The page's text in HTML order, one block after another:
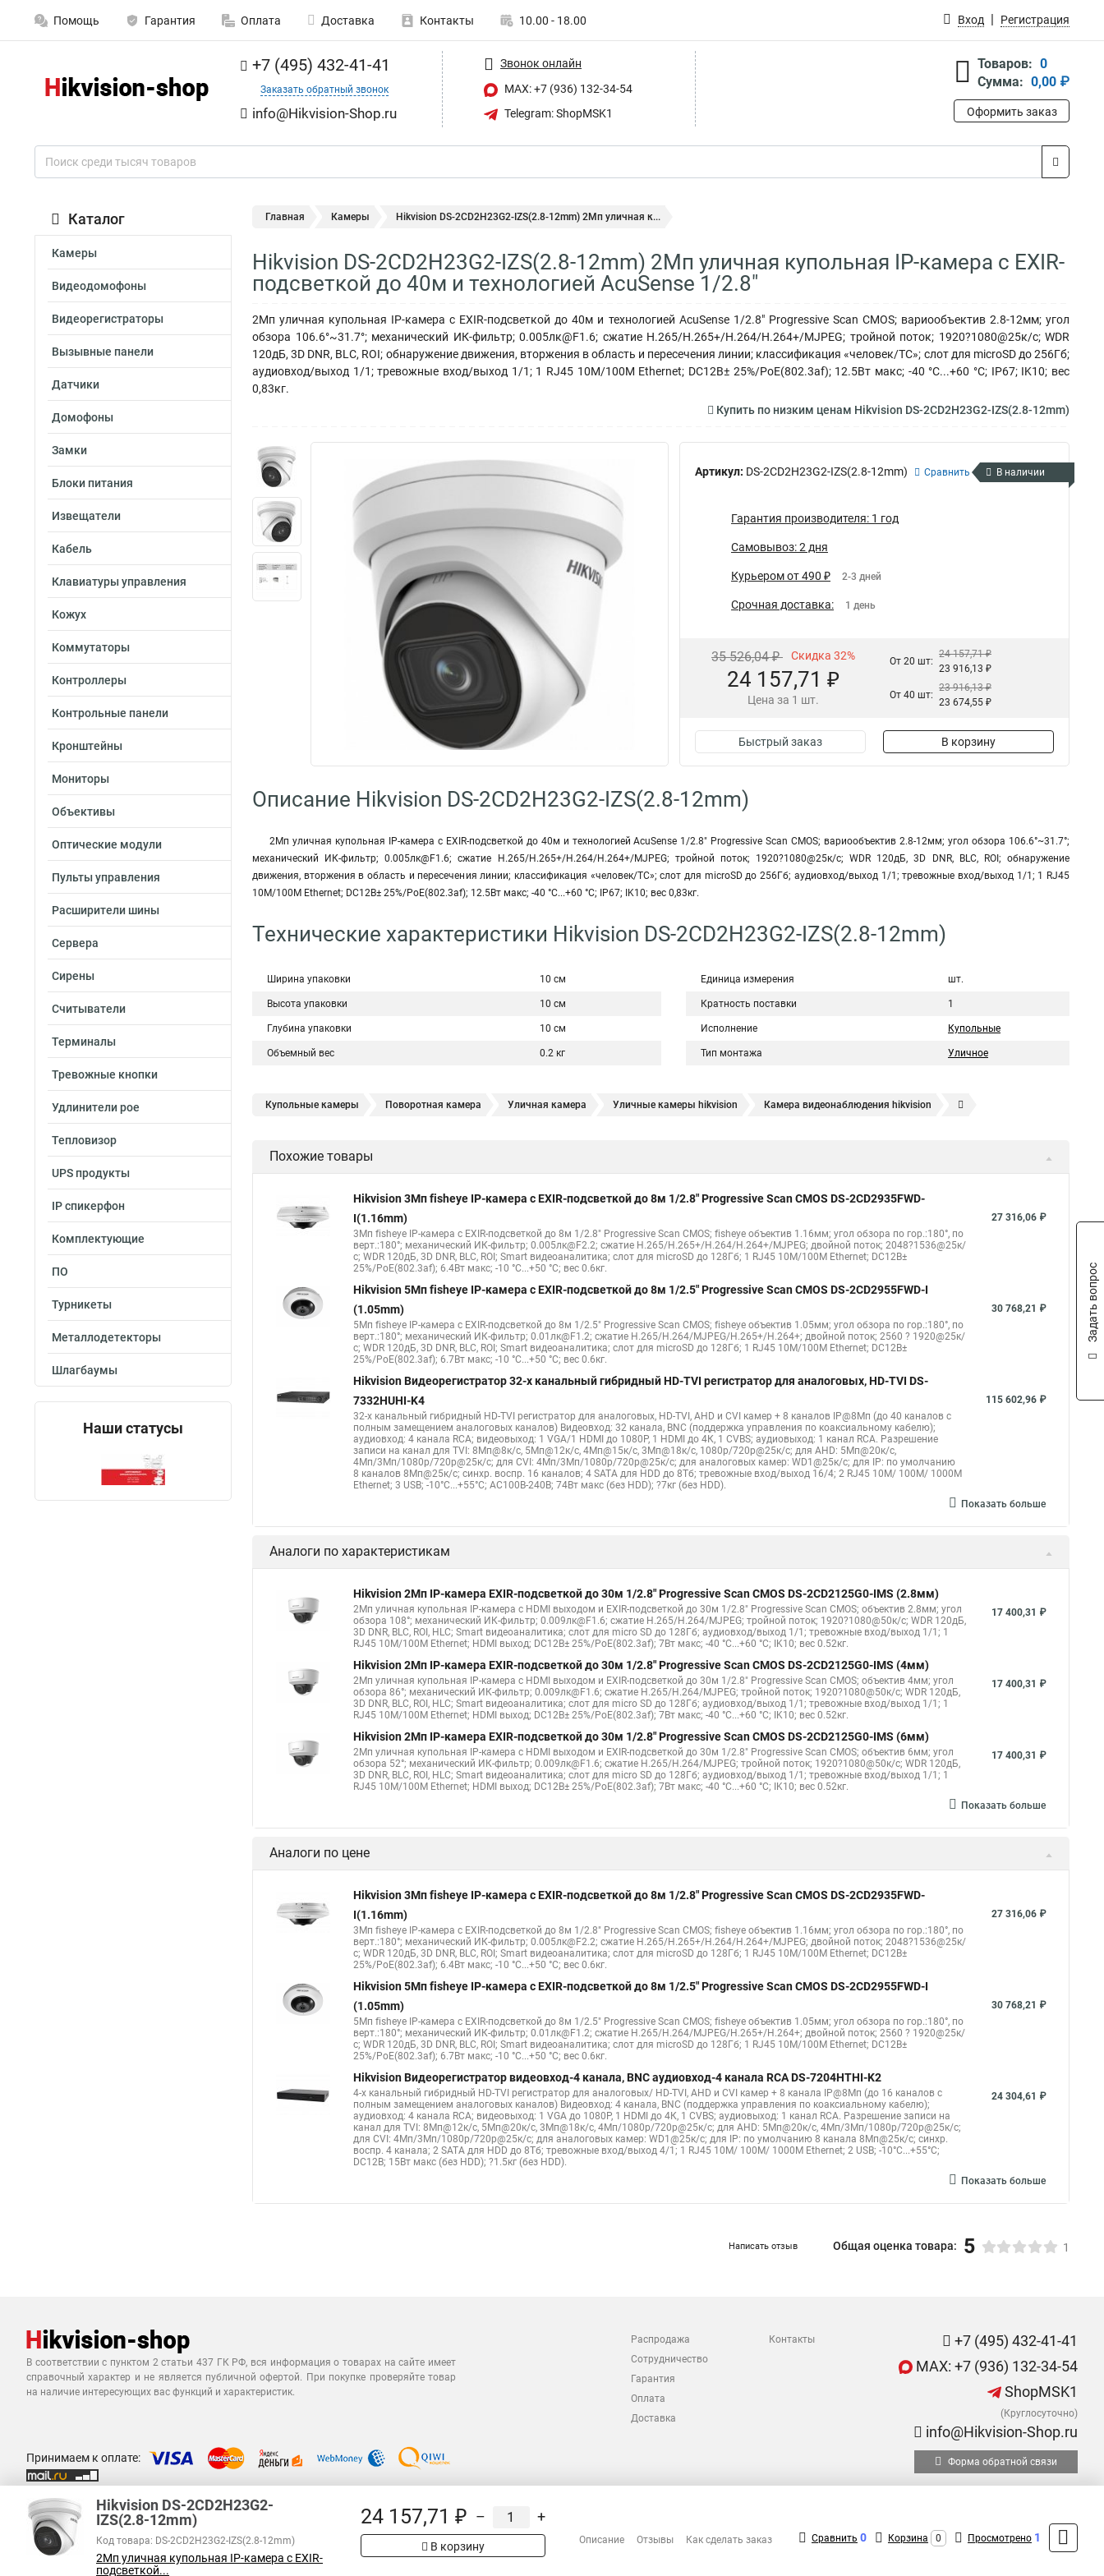
Помощь Гарантия Оплата Доставка Контакты 10.00 - 18.00 Вход Регистрация
+7 (495) 432-41-41
Заказать обратный звонок
info@Hikvision-Shop.ru
Звонок онлайн
MAX: +7 (936) 132-34-54
Telegram: ShopMSK1
Товаров: 0
Сумма: 0,00 ₽
Оформить заказ
Каталог
Камеры
Видеодомофоны
Видеорегистраторы
Вызывные панели
Датчики
Домофоны
Замки
Блоки питания
Извещатели
Кабель
Клавиатуры управления
Кожух
Коммутаторы
Контроллеры
Контрольные панели
Кронштейны
Мониторы
Объективы
Оптические модули
Пульты управления
Расширители шины
Сервера
Сирены
Считыватели
Терминалы
Тревожные кнопки
Удлинители poe
Тепловизор
UPS продукты
IP спикерфон
Комплектующие
ПО
Турникеты
Металлодетекторы
Шлагбаумы
Наши статусы
Главная Камеры Hikvision DS-2CD2H23G2-IZS(2.8-12mm) 2Мп уличная к...
Hikvision DS-2CD2H23G2-IZS(2.8-12mm) 2Мп уличная купольная IP-камера с EXIR-
подсветкой до 40м и технологией AcuSense 1/2.8"
2Мп уличная купольная IP-камера с EXIR-подсветкой до 40м и технологией AcuSense 1/2.8" Progressive Scan CMOS; вариообъектив 2.8-12мм; угол
обзора 106.6°~31.7°; механический ИК-фильтр; 0.005лк@F1.6; сжатие H.265/H.265+/H.264/H.264+/MJPEG; тройной поток; 1920?1080@25к/с; WDR
120дБ, 3D DNR, BLC, ROI; обнаружение движения, вторжения в область и пересечения линии; классификация «человек/ТС»; слот для microSD до 256Гб;
аудиовход/выход 1/1; тревожные вход/выход 1/1; 1 RJ45 10M/100M Ethernet; DC12В± 25%/PoE(802.3af); 12.5Вт макс; -40 °C...+60 °C; IP67; IK10; вес
0,83кг.
Купить по низким ценам Hikvision DS-2CD2H23G2-IZS(2.8-12mm)
Артикул: DS-2CD2H23G2-IZS(2.8-12mm) Сравнить В наличии
Гарантия производителя: 1 год
Самовывоз: 2 дня
Курьером от 490 ₽ 2-3 дней
Срочная доставка: 1 день
35 526,04 ₽ Скидка 32%
24 157,71 ₽
Цена за 1 шт.
От 20 шт:
24 157,71 ₽
23 916,13 ₽
От 40 шт:
23 916,13 ₽
23 674,55 ₽
Быстрый заказ В корзину
Описание Hikvision DS-2CD2H23G2-IZS(2.8-12mm)
2Мп уличная купольная IP-камера с EXIR-подсветкой до 40м и технологией AcuSense 1/2.8" Progressive Scan CMOS; вариообъектив 2.8-12мм; угол обзора 106.6°~31.7°;
механический ИК-фильтр; 0.005лк@F1.6; сжатие H.265/H.265+/H.264/H.264+/MJPEG; тройной поток; 1920?1080@25к/с; WDR 120дБ, 3D DNR, BLC, ROI; обнаружение
движения, вторжения в область и пересечения линии; классификация «человек/ТС»; слот для microSD до 256Гб; аудиовход/выход 1/1; тревожные вход/выход 1/1; 1 RJ45
10M/100M Ethernet; DC12В± 25%/PoE(802.3af); 12.5Вт макс; -40 °C...+60 °C; IP67; IK10; вес 0,83кг.
Технические характеристики Hikvision DS-2CD2H23G2-IZS(2.8-12mm)
Ширина упаковки 10 см
Высота упаковки 10 см
Глубина упаковки 10 см
Объемный вес 0.2 кг
Единица измерения шт.
Кратность поставки 1
Исполнение Купольные
Тип монтажа Уличное
Купольные камеры Поворотная камера Уличная камера Уличные камеры hikvision Камера видеонаблюдения hikvision
Hikvision уличная Poe камера
Камера hikvision ds Видеокамеры hikvision ds Видеокамера hikvision hiwatch
Камера Hikvision ds 2cd2442fwd Hikvision камера ds 2cd2023g0 i Купольная камера Уличная камера Hikvision ip camera
Hikvision поворотная камера Hikvision купольная Нikvision микрофон
Похожие товары
Hikvision 3Мп fisheye IP-камера c EXIR-подсветкой до 8м 1/2.8" Progressive Scan CMOS DS-2CD2935FWD-
I(1.16mm)
3Мп fisheye IP-камера c EXIR-подсветкой до 8м 1/2.8" Progressive Scan CMOS; fisheye объектив 1.16мм; угол обзора по гор.:180°, по
верт.:180°; механический ИК-фильтр; 0.005лк@F2.2; сжатие H.265/H.265+/H.264/H.264+/MJPEG; двойной поток; 2048?1536@25к/
с; WDR 120дБ, 3D DNR, BLC, ROI; Smart видеоаналитика; слот для microSD до 128Гб; 1 RJ45 10M/100M Ethernet; DC12В±
25%/PoE(802.3af); 6.4Вт макс; -10 °C...+50 °C; вес 0.6кг.
27 316,06 ₽
Hikvision 5Мп fisheye IP-камера c EXIR-подсветкой до 8м 1/2.5" Progressive Scan CMOS DS-2CD2955FWD-I
(1.05mm)
5Мп fisheye IP-камера c EXIR-подсветкой до 8м 1/2.5" Progressive Scan CMOS; fisheye объектив 1.05мм; угол обзора по гор.:180°, по
верт.:180°; механический ИК-фильтр; 0.01лк@F1.2; сжатие H.265/H.264/MJPEG/H.265+/H.264+; двойной поток; 2560 ? 1920@25к/
с; WDR 120дБ, 3D DNR, BLC, ROI; Smart видеоаналитика; слот для microSD до 128Гб; 1 RJ45 10M/100M Ethernet; DC12В±
25%/PoE(802.3af); 6.7Вт макс; -10 °C...+50 °C; вес 0.6кг.
30 768,21 ₽
Hikvision Видеорегистратор 32-х канальный гибридный HD-TVI регистратор для аналоговых, HD-TVI DS-
7332HUHI-K4
32-х канальный гибридный HD-TVI регистратор для аналоговых, HD-TVI, AHD и CVI камер + 8 каналов IP@8Мп (до 40 каналов с
полным замещением аналоговых каналов) Видеовход: 32 канала, BNC (поддержка управления по коаксиальному кабелю);
аудиовход: 4 канала RCA; видеовыход: 1 VGA/1 HDMI до 1080Р, 1 HDMI до 4К, 1 CVBS; аудиовыход: 1 канал RCA. Разрешение
записи на канал для TVI: 8Мп@8к/с, 5Мп@12к/с, 4Мп@15к/с, 3Мп@18к/с, 1080p/720p@25к/с; для AHD: 5Мп@20к/с,
4Мп/3Мп/1080p/720p@25к/с; для CVI: 4Мп/3Мп/1080p/720p@25к/с; для аналоговых камер: WD1@25к/с; для IP: по умолчанию
8 каналов 8Мп@25к/с; синхр. воспр. 16 каналов; 4 SATA для HDD до 8Тб; тревожные вход/выход 16/4; 2 RJ45 10M/ 100M/ 1000М
Ethernet; 3 USB; -10°C...+55°C; АC100В-240В; 74Вт макс (без HDD); ?7кг (без HDD).
115 602,96 ₽
Показать больше
Аналоги по характеристикам
Hikvision 2Мп IP-камера EXIR-подсветкой до 30м 1/2.8" Progressive Scan CMOS DS-2CD2125G0-IMS (2.8мм)
2Мп уличная купольная IP-камера с HDMI выходом и EXIR-подсветкой до 30м 1/2.8" Progressive Scan CMOS; объектив 2.8мм; угол
обзора 108°; механический ИК-фильтр; 0.009лк@F1.6; сжатие H.265/H.264/MJPEG; тройной поток; 1920?1080@50к/с; WDR 120дБ,
3D DNR, BLC, ROI, HLC; Smart видеоаналитика; слот для micro SD до 128Гб; аудиовход/выход 1/1; тревожные вход/выход 1/1; 1
RJ45 10M/100M Ethernet; HDMI выход; DC12В± 25%/PoE(802.3af); 7Вт макс; -40 °C...+60 °C; IK10; вес 0.52кг.
17 400,31 ₽
Hikvision 2Мп IP-камера EXIR-подсветкой до 30м 1/2.8" Progressive Scan CMOS DS-2CD2125G0-IMS (4мм)
2Мп уличная купольная IP-камера с HDMI выходом и EXIR-подсветкой до 30м 1/2.8" Progressive Scan CMOS; объектив 4мм; угол
обзора 86°; механический ИК-фильтр; 0.009лк@F1.6; сжатие H.265/H.264/MJPEG; тройной поток; 1920?1080@50к/с; WDR 120дБ,
3D DNR, BLC, ROI, HLC; Smart видеоаналитика; слот для micro SD до 128Гб; аудиовход/выход 1/1; тревожные вход/выход 1/1; 1
RJ45 10M/100M Ethernet; HDMI выход; DC12В± 25%/PoE(802.3af); 7Вт макс; -40 °C...+60 °C; IK10; вес 0.52кг.
17 400,31 ₽
Hikvision 2Мп IP-камера EXIR-подсветкой до 30м 1/2.8" Progressive Scan CMOS DS-2CD2125G0-IMS (6мм)
2Мп уличная купольная IP-камера с HDMI выходом и EXIR-подсветкой до 30м 1/2.8" Progressive Scan CMOS; объектив 6мм; угол
обзора 52°; механический ИК-фильтр; 0.009лк@F1.6; сжатие H.265/H.264/MJPEG; тройной поток; 1920?1080@50к/с; WDR 120дБ,
3D DNR, BLC, ROI, HLC; Smart видеоаналитика; слот для micro SD до 128Гб; аудиовход/выход 1/1; тревожные вход/выход 1/1; 1
RJ45 10M/100M Ethernet; HDMI выход; DC12В± 25%/PoE(802.3af); 7Вт макс; -40 °C...+60 °C; IK10; вес 0.52кг.
17 400,31 ₽
Показать больше
Аналоги по цене
Hikvision 3Мп fisheye IP-камера c EXIR-подсветкой до 8м 1/2.8" Progressive Scan CMOS DS-2CD2935FWD-
I(1.16mm)
3Мп fisheye IP-камера c EXIR-подсветкой до 8м 1/2.8" Progressive Scan CMOS; fisheye объектив 1.16мм; угол обзора по гор.:180°, по
верт.:180°; механический ИК-фильтр; 0.005лк@F2.2; сжатие H.265/H.265+/H.264/H.264+/MJPEG; двойной поток; 2048?1536@25к/
с; WDR 120дБ, 3D DNR, BLC, ROI; Smart видеоаналитика; слот для microSD до 128Гб; 1 RJ45 10M/100M Ethernet; DC12В±
25%/PoE(802.3af); 6.4Вт макс; -10 °C...+50 °C; вес 0.6кг.
27 316,06 ₽
Hikvision 5Мп fisheye IP-камера c EXIR-подсветкой до 8м 1/2.5" Progressive Scan CMOS DS-2CD2955FWD-I
(1.05mm)
5Мп fisheye IP-камера c EXIR-подсветкой до 8м 1/2.5" Progressive Scan CMOS; fisheye объектив 1.05мм; угол обзора по гор.:180°, по
верт.:180°; механический ИК-фильтр; 0.01лк@F1.2; сжатие H.265/H.264/MJPEG/H.265+/H.264+; двойной поток; 2560 ? 1920@25к/
с; WDR 120дБ, 3D DNR, BLC, ROI; Smart видеоаналитика; слот для microSD до 128Гб; 1 RJ45 10M/100M Ethernet; DC12В±
25%/PoE(802.3af); 6.7Вт макс; -10 °C...+50 °C; вес 0.6кг.
30 768,21 ₽
Hikvision Видеорегистратор видеовход-4 канала, BNC аудиовход-4 канала RCA DS-7204HTHI-K2
4-х канальный гибридный HD-TVI регистратор для аналоговых/ HD-TVI, AHD и CVI камер + 8 канала IP@8Мп (до 16 каналов с
полным замещением аналоговых каналов) Видеовход: 4 канала, BNC (поддержка управления по коаксиальному кабелю);
аудиовход: 4 канала RCA; видеовыход: 1 VGA до 1080Р, 1 HDMI до 4К, 1 CVBS; аудиовыход: 1 канал RCA. Разрешение записи на
канал для TVI: 8Мп@12к/с, 5Мп@20к/с, 3Мп@18к/с, 4Мп/1080p/720p@25к/с; для AHD: 5Мп@20к/с, 4Мп/3Мп/1080p/720p@25к/с;
для CVI: 4Мп/3Мп/1080p/720p@25к/с; для аналоговых камер: WD1@25к/с; для IP: по умолчанию 8 канала 8Мп@25к/с; синхр.
воспр. 4 канала; 2 SATA для HDD до 8Тб; тревожные вход/выход 4/1; 1 RJ45 10M/ 100M/ 1000М Ethernet; 2 USB; -10°C...+55°C;
DC12В; 15Вт макс (без HDD); ?1.5кг (без HDD).
24 304,61 ₽
Показать больше
Написать отзыв Общая оценка товара: 5 1
В соответствии с пунктом 2 статьи 437 ГК РФ, вся информация о товарах на сайте имеет
справочный характер и не является публичной офертой. При покупке проверяйте товар
на наличие интересующих вас функций и характеристик.
Распродажа
Сотрудничество
Гарантия
Оплата
Доставка
Контакты
+7 (495) 432-41-41
MAX: +7 (936) 132-34-54
ShopMSK1
(Круглосуточно)
info@Hikvision-Shop.ru
Принимаем к оплате: Форма обратной связи
Hikvision DS-2CD2H23G2-
IZS(2.8-12mm)
Код товара: DS-2CD2H23G2-IZS(2.8-12mm)
2Мп уличная купольная IP-камера с EXIR-
подсветкой...
24 157,71 ₽ – +
В корзину
Описание Отзывы Как сделать заказ Сравнить 0 Корзина 0 Просмотрено 1
Задать вопрос